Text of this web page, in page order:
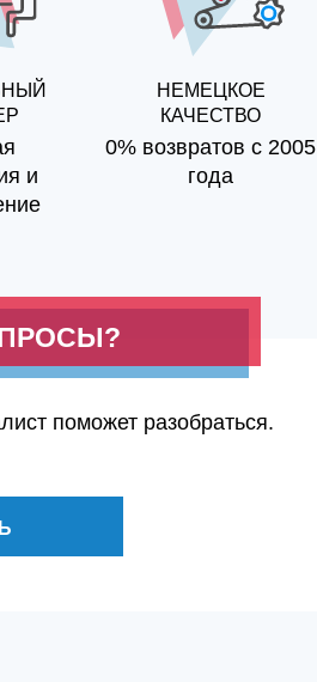
и
НЕМЕЦКОЕ
КАЧЕСТВО
0% возвратов с 2005
года
поможет разобраться.